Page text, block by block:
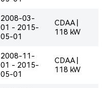
2008-03-
01 - 2015-
05-01
CDAA |
118 kW
2008-11-
01 - 2015-
05-01
CDAA |
118 kW